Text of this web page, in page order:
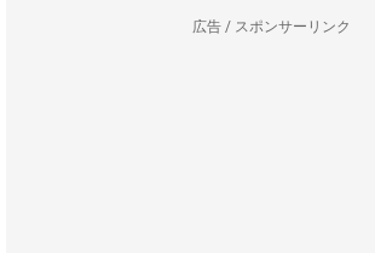
広告 / スポンサーリンク